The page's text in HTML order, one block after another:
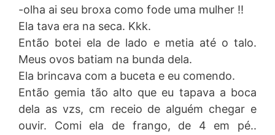
-olha ai seu broxa como fode uma mulher !!
Ela tava era na seca. Kkk.
Então botei ela de lado e metia até o talo.
Meus ovos batiam na bunda dela.
Ela brincava com a buceta e eu comendo.
Então gemia tão alto que eu tapava a boca
dela as vzs, cm receio de alguém chegar e
ouvir. Comi ela de frango, de 4 em pé..